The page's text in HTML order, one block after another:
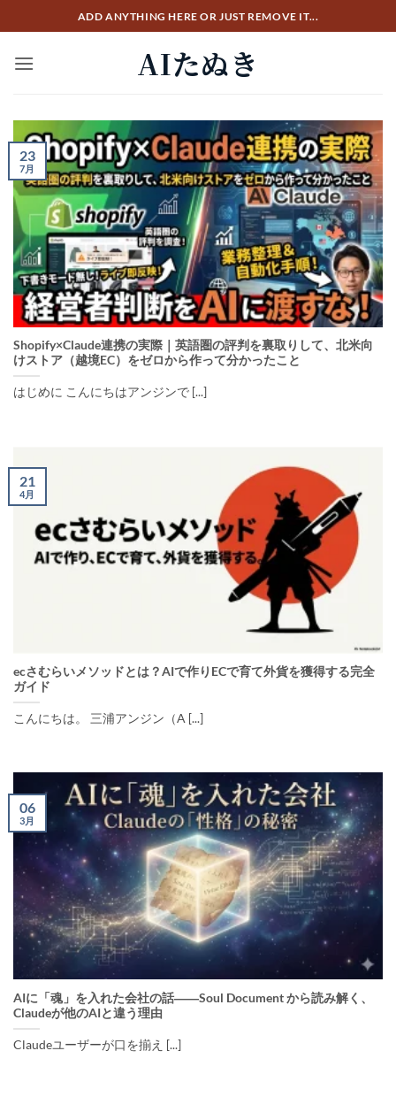
to
content
ADD ANYTHING HERE OR JUST REMOVE IT...
AIたぬき
Shopify×Claude連携の実際｜英語圏の評判を裏取りして、北米向
けストア（越境EC）をゼロから作って分かったこと
はじめに こんにちはアンジンで [...]
23
7月
ecさむらいメソッドとは？AIで作りECで育て外貨を獲得する完全
ガイド
こんにちは。 三浦アンジン（A [...]
21
4月
AIに「魂」を入れた会社の話――Soul Document から読み解く、
Claudeが他のAIと違う理由
Claudeユーザーが口を揃え [...]
06
3月